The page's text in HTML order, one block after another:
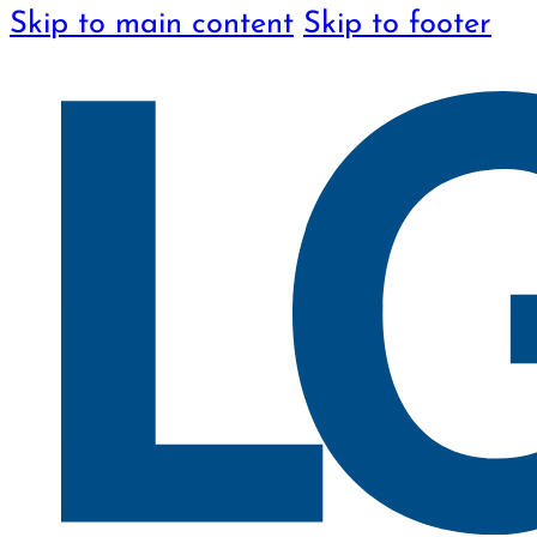
Skip to main content Skip to footer